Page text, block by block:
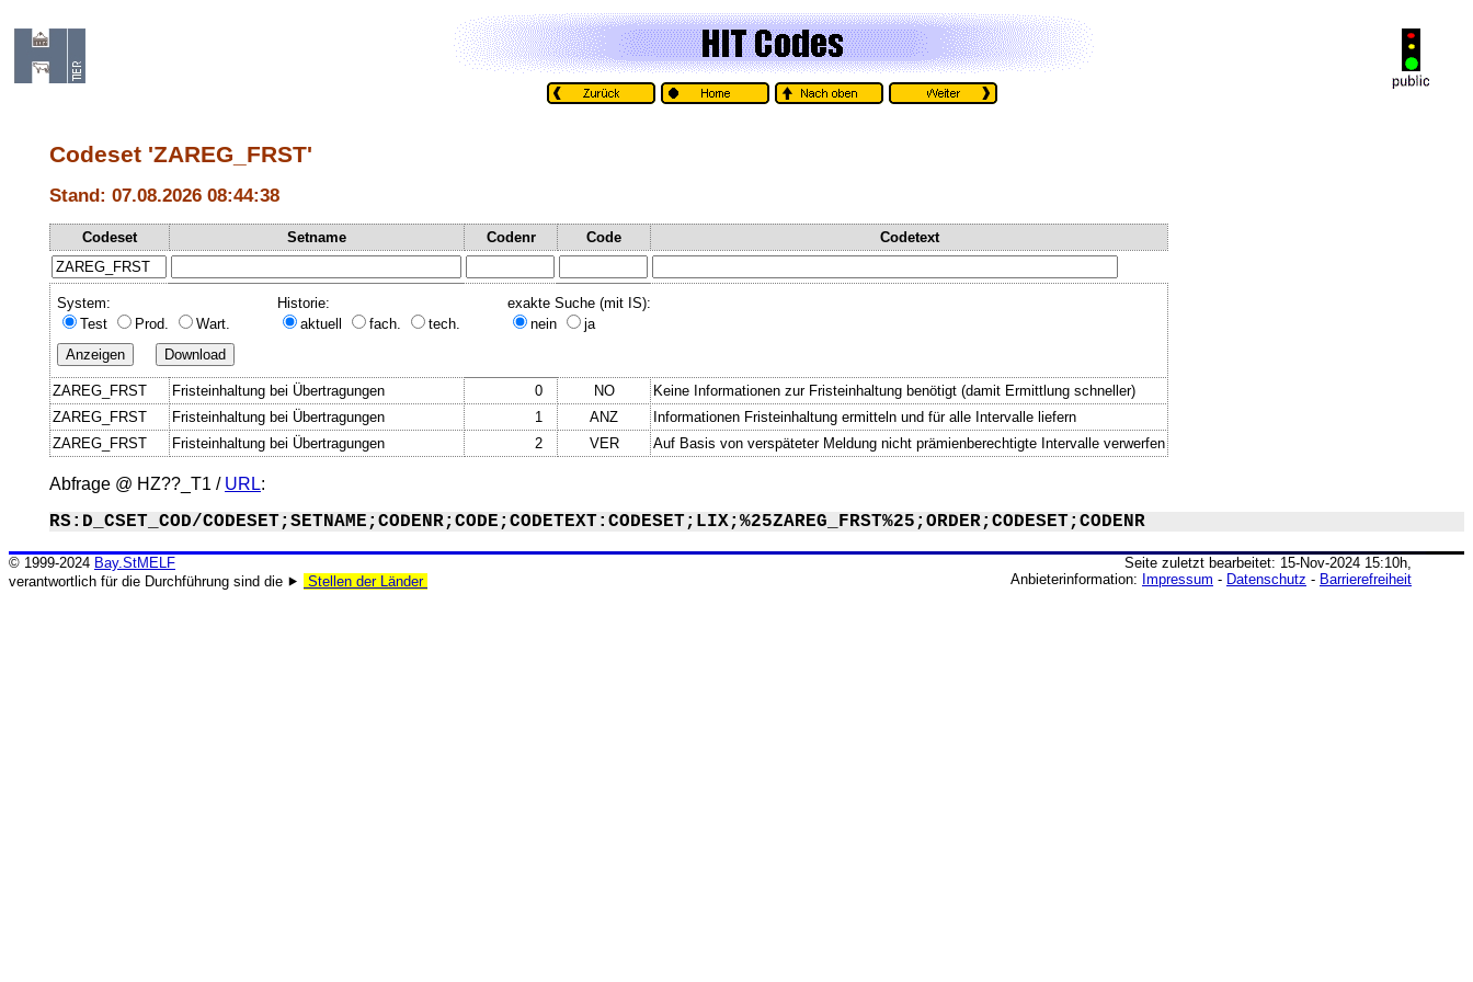
Codeset 'ZAREG_FRST'
Stand: 07.08.2026 08:44:38
Codeset Setname Codenr Code Codetext
System:
Test
Prod. Wart.
Historie:
aktuell
fach. tech.
exakte Suche (mit IS):
nein
ja
ZAREG_FRST Fristeinhaltung bei Übertragungen 0 NO
Keine Informationen zur Fristeinhaltung benötigt (damit Ermittlung schneller)
ZAREG_FRST
Fristeinhaltung bei Übertragungen 1 ANZ
Informationen Fristeinhaltung ermitteln und für alle Intervalle liefern
ZAREG_FRST
Fristeinhaltung bei Übertragungen 2 VER Auf Basis von verspäteter Meldung nicht prämienberechtigte Intervalle verwerfen
Abfrage @ HZ??_T1 / URL:
RS:D_CSET_COD/CODESET;SETNAME;CODENR;CODE;CODETEXT:CODESET;LIX;%25ZAREG_FRST%25;ORDER;CODESET;CODENR
Seite zuletzt bearbeitet: 15-Nov-2024 15:10h,
Anbieterinformation: Impressum - Datenschutz - Barrierefreiheit
© 1999-2024 Bay.StMELF
verantwortlich für die Durchführung sind die ⯈
Stellen der Länder